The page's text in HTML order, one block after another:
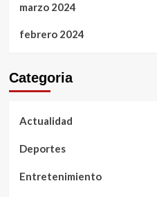
marzo 2024
febrero 2024
Categoria
Actualidad
Deportes
Entretenimiento